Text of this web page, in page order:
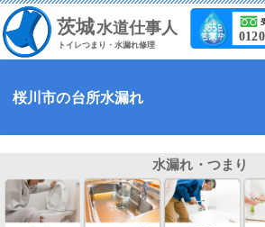
茨城水道仕事人
トイレつまり・水漏れ修理
桜川市の台所水漏れ
水漏れ・つまり